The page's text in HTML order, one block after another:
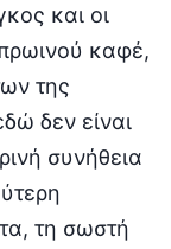
και οι
καφέ,
της
δεν είναι
συνήθεια
τη σωστή